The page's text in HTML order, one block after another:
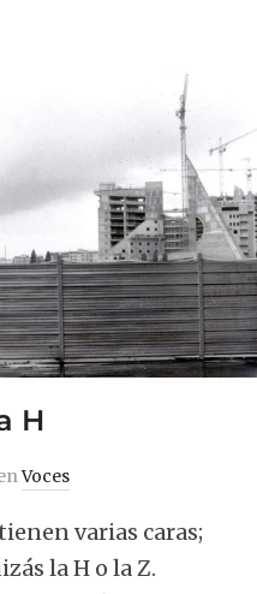
H
Voces
varias caras;
la H o la Z.